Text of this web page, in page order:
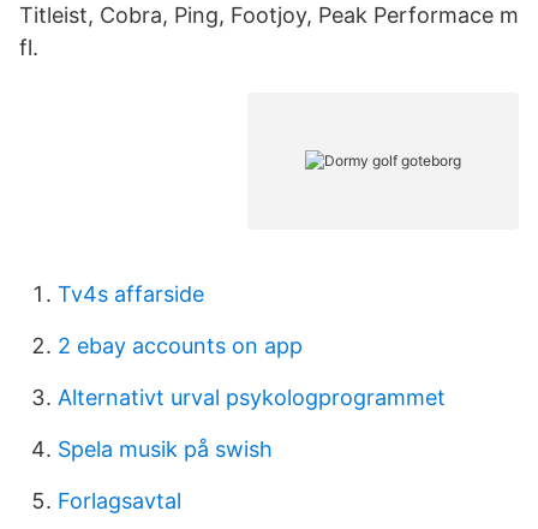
Titleist, Cobra, Ping, Footjoy, Peak Performace m
fl.
Tv4s affarside
2 ebay accounts on app
Alternativt urval psykologprogrammet
Spela musik på swish
Forlagsavtal